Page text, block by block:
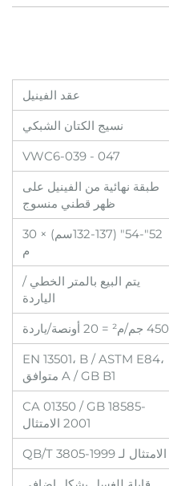
عقد الفينيل
نسيج الكتان الشبكي
VWC6-039 - 047
طبقة نهائية من الفينيل على
ظهر قطني منسوج
52"-54" (132-137سم) × 30
م
يتم البيع بالمتر الخطي /
الياردة
450 جم/م² = 20 أونصة/ياردة
EN 13501، B / ASTM E84،
A / GB B1 متوافق
CA 01350 / GB 18585-
2001 الامتثال
الامتثال لـ QB/T 3805-1999